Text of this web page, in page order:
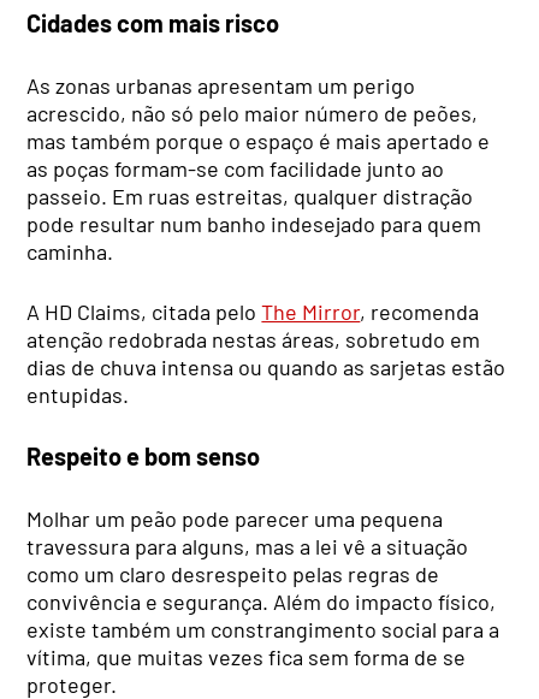
Cidades com mais risco
As zonas urbanas apresentam um perigo
acrescido, não só pelo maior número de peões,
mas também porque o espaço é mais apertado e
as poças formam-se com facilidade junto ao
passeio. Em ruas estreitas, qualquer distração
pode resultar num banho indesejado para quem
caminha.
A HD Claims, citada peloThe Mirror, recomenda
atenção redobrada nestas áreas, sobretudo em
dias de chuva intensa ou quando as sarjetas estão
entupidas.
Respeito e bom senso
Molhar um peão pode parecer uma pequena
travessura para alguns, mas a lei vê a situação
como um claro desrespeito pelas regras de
convivência e segurança. Além do impacto físico,
existe também um constrangimento social para a
vítima, que muitas vezes fica sem forma de se
proteger.